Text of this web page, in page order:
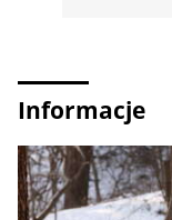
Informacje